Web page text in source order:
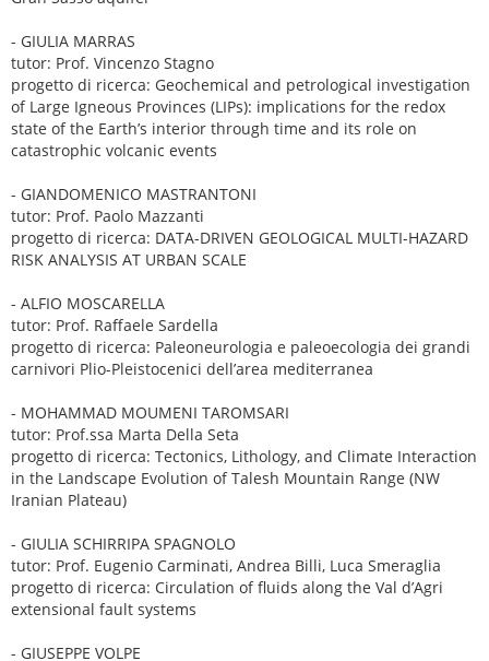
- GIULIA MARRAS
tutor: Prof. Vincenzo Stagno
progetto di ricerca: Geochemical and petrological investigation
of Large Igneous Provinces (LIPs): implications for the redox
state of the Earth’s interior through time and its role on
catastrophic volcanic events
- GIANDOMENICO MASTRANTONI
tutor: Prof. Paolo Mazzanti
progetto di ricerca: DATA-DRIVEN GEOLOGICAL MULTI-HAZARD
RISK ANALYSIS AT URBAN SCALE
- ALFIO MOSCARELLA
tutor: Prof. Raffaele Sardella
progetto di ricerca: Paleoneurologia e paleoecologia dei grandi
carnivori Plio-Pleistocenici dell’area mediterranea
- MOHAMMAD MOUMENI TAROMSARI
tutor: Prof.ssa Marta Della Seta
progetto di ricerca: Tectonics, Lithology, and Climate Interaction
in the Landscape Evolution of Talesh Mountain Range (NW
Iranian Plateau)
- GIULIA SCHIRRIPA SPAGNOLO
tutor: Prof. Eugenio Carminati, Andrea Billi, Luca Smeraglia
progetto di ricerca: Circulation of fluids along the Val d’Agri
extensional fault systems
- GIUSEPPE VOLPE